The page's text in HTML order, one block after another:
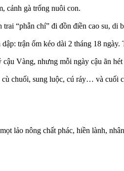
cảnh gà trống nuôi con.
trai “phẫn chí” đi đồn điền cao su, di
dập: trận ốm kéo dài 2 tháng 18
cậu Vàng, nhưng mỗi ngày cậu ãn hét
cù chuối, sung luộc, cú ráy… và cuối
lảo nông chất phác, hiền lành,